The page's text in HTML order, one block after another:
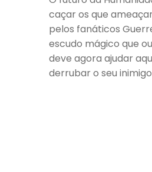
caçar os que
pelos fanáticos
escudo mágico que
deve agora ajudar
derrubar o seu